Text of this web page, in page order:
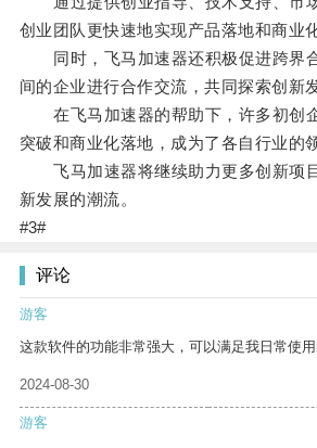
创业团队更快速地实现产品落地和商业化
同时，飞马加速器还积极促进跨界
间的企业进行合作交流，共同探索创新
在飞马加速器的帮助下，许多初创
突破和商业化落地，成为了各自行业的
飞马加速器将继续助力更多创新项
新发展的潮流。
#3#
评论
游客
这款软件的功能非常强大，可以满足我日常使用
2024-08-30
游客